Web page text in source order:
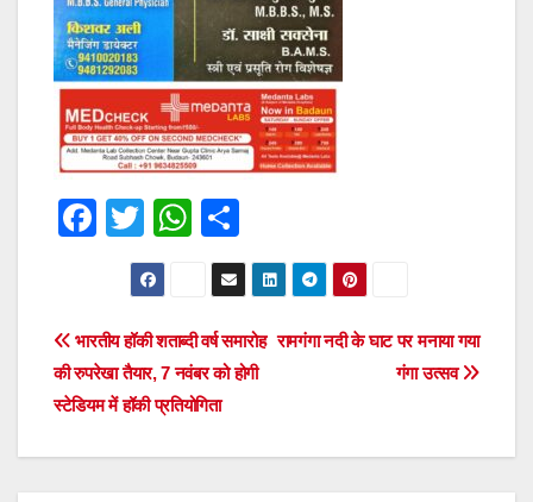
F
e
b
o
o
T
wi
tt
er
W
h
at
s
A
p
p
h
ar
e
Post
navigation
रामगंगा नदी के घाट पर मनाया गया
गंगा उत्सव
भारतीय हॉकी शताब्दी वर्ष समारोह
की रुपरेखा तैयार, 7 नवंबर को होगी
स्टेडियम में हॉकी प्रतियोगिता